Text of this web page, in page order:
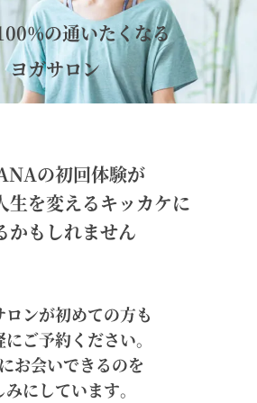
の通いたくなる
ヨガサロン
の初回体験が
生を変えるキッカケに
かもしれません
ロンが初めての方も
ご予約ください。
お会いできるのを
にしています。